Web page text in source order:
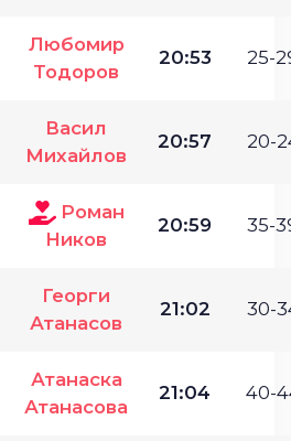
Любомир
Тодоров
20:53 25-
Васил
Михайлов
20:57 20-
Роман
Ников
20:59 35-
Георги
Атанасов
21:02 30-
Атанаска
Атанасова
21:04 40-